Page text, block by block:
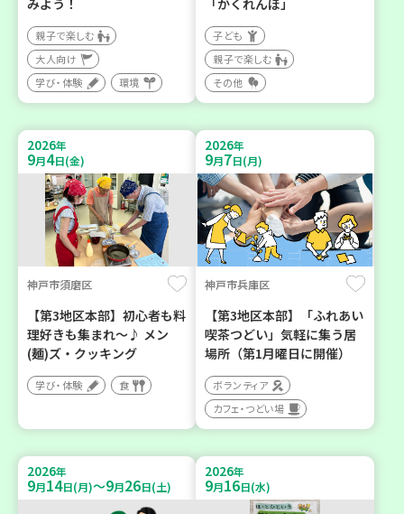
親子で楽しむ
大人向け
学び・体験
環境
子ども
親子で楽しむ
その他
2026年
9月4日(金)
神戸市須磨区
【第3地区本部】初心者も料
理好きも集まれ～♪ メン
(麺)ズ・クッキング
学び・体験 食
2026年
9月7日(月)
神戸市兵庫区
【第3地区本部】「ふれあい
喫茶つどい」気軽に集う居
場所（第1月曜日に開催）
ボランティア
カフェ・つどい場
2026年
9月14日(月)～9月26日(土)
2026年
9月16日(水)